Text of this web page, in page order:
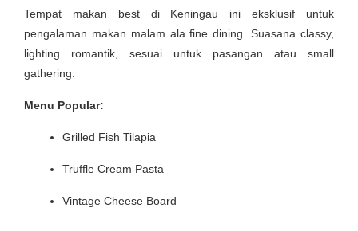
Tempat makan best di Keningau ini eksklusif untuk
pengalaman makan malam ala fine dining. Suasana classy,
lighting romantik, sesuai untuk pasangan atau small
gathering.
Menu Popular:
Grilled Fish Tilapia
Truffle Cream Pasta
Vintage Cheese Board